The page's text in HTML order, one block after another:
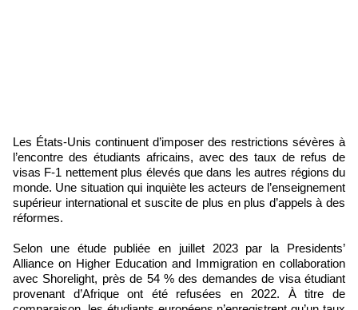
Les États-Unis continuent d’imposer des restrictions sévères à
l’encontre des étudiants africains, avec des taux de refus de
visas F-1 nettement plus élevés que dans les autres régions du
monde. Une situation qui inquiète les acteurs de l’enseignement
supérieur international et suscite de plus en plus d’appels à des
réformes.
Selon une étude publiée en juillet 2023 par la Presidents’
Alliance on Higher Education and Immigration en collaboration
avec Shorelight, près de 54 % des demandes de visa étudiant
provenant d’Afrique ont été refusées en 2022. À titre de